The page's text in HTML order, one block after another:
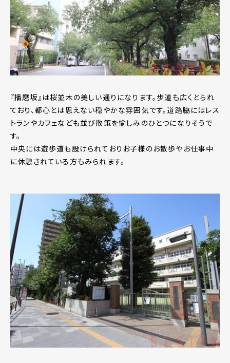
『播磨坂』は桜並木の美しい通りになります。歩道も広くとられ
ており、都心とは思えない穏やかな雰囲気です。道路脇にはレス
トランやカフェなども並び散策を愉しみのひとつになりそうで
す。
中央には遊歩道も設けられておりお子様のお散歩やお仕事中
に休憩されている方もみられます。